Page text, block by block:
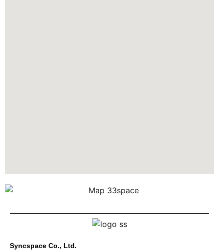
Syncspace Co., Ltd.